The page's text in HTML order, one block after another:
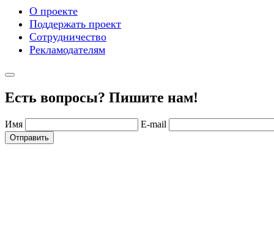
О проекте
Поддержать проект
Сотрудничество
Рекламодателям
Есть вопросы? Пишите нам!
Имя E-mail